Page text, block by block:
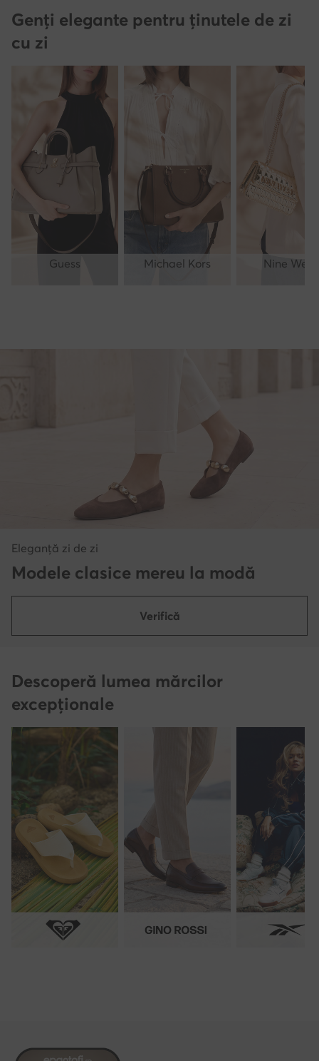
Genți elegante pentru ținutele de zi
cu zi
Guess Michael Kors Nine West
Eleganță zi de zi
Modele clasice mereu la modă
Verifică
Descoperă lumea mărcilor
excepționale